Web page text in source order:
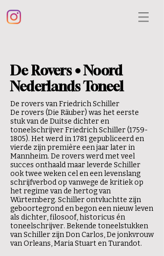
De Rovers • Noord
Nederlands Toneel
De rovers van Friedrich Schiller
De rovers (Die Räuber) was het eerste
stuk van de Duitse dichter en
toneelschrijver Friedrich Schiller (1759-
1805). Het werd in 1781 gepubliceerd en
vierde zijn première een jaar later in
Mannheim. De rovers werd met veel
succes onthaald maar leverde Schiller
ook twee weken cel en een levenslang
schrijfverbod op vanwege de kritiek op
het regime van de hertog van
Würtemberg. Schiller ontvluchtte zijn
geboortegrond en begon een nieuw leven
als dichter, filosoof, historicus én
toneelschrijver. Bekende toneelstukken
van Schiller zijn Don Carlos, De jonkvrouw
van Orleans, Maria Stuart en Turandot.